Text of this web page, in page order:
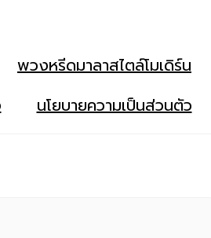
พวงหรีดมาลาสไตล์โมเดิร์น
นโยบายความเป็นส่วนตัว